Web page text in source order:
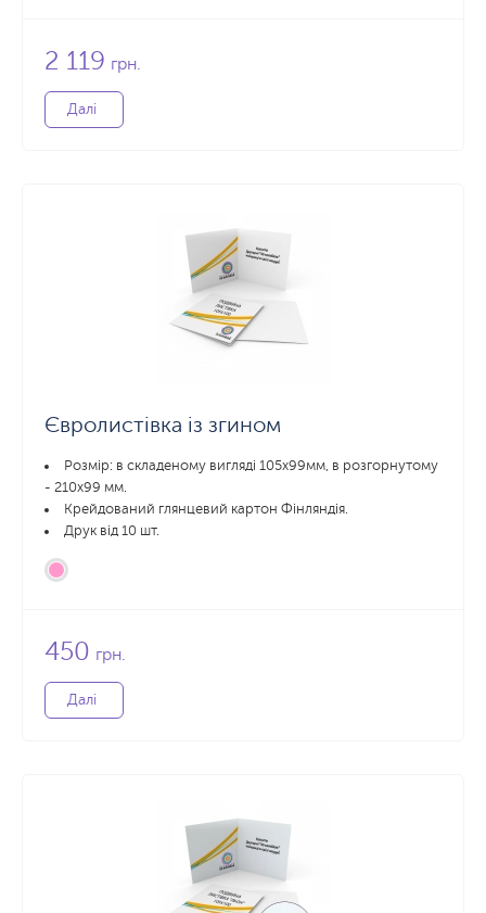
2 119 грн.
Далі
Євролистівка із згином
Розмір: в складеному вигляді 105х99мм, в розгорнутому
- 210x99 мм.
Крейдований глянцевий картон Фінляндія.
Друк від 10 шт.
450 грн.
Далі